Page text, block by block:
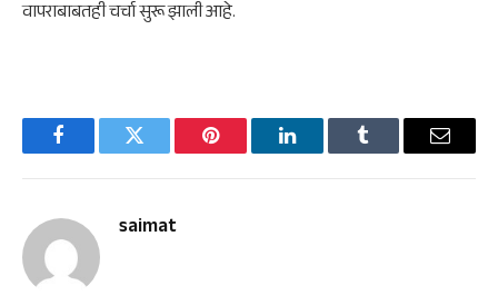
वापराबाबतही चर्चा सुरू झाली आहे.
FacebookTwitter Pinterest LinkedInTumblr Email
saimat